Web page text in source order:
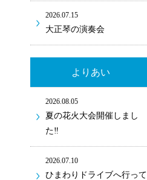
2026.07.15
大正琴の演奏会
よりあい
2026.08.05
夏の花火大会開催しまし
た‼
2026.07.10
ひまわりドライブへ行って